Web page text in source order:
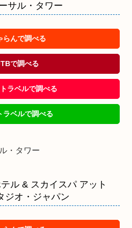
サル・タワー
らんで調べる
で調べる
ラベルで調べる
ラベルで調べる
・タワー
ル & スカイスパ アット
ジオ・ジャパン